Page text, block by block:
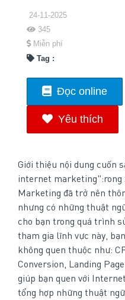
24-11-2025
345
Miễn phí
Tag :
Đọc online
Yêu thích
Giới thiệu nội dung cuốn
internet marketing":rong
Marketing đã trở nên
nhưng có những thuật
cho bạn trong quá trình
tham gia lĩnh vực này,
không quen thuộc như:
Conversion, Landing
giúp bạn quen với
tổng hợp những thuật